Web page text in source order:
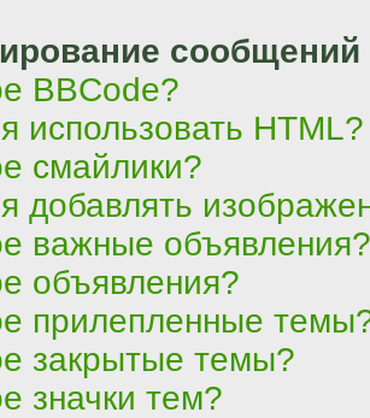
BBCode?
использовать HTML?
смайлики?
добавлять
важные объявления?
объявления?
прилепленные
закрытые темы?
значки тем?